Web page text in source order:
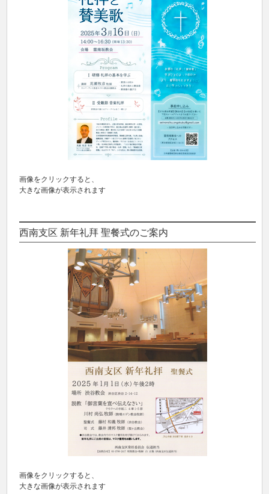
画像をクリックすると、
大きな画像が表示されます
西南支区 新年礼拜 聖餐式のご案内
画像をクリックすると、
大きな画像が表示されます